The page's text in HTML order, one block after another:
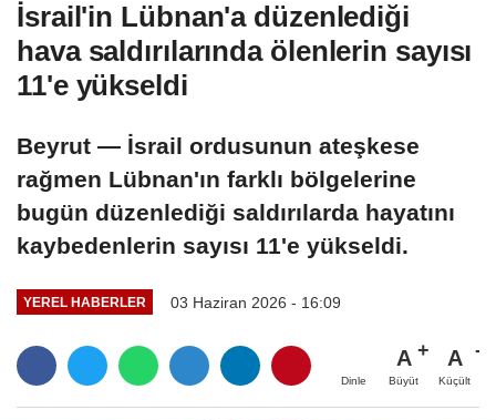
İsrail'in Lübnan'a düzenlediği
hava saldırılarında ölenlerin sayısı
11'e yükseldi
Beyrut — İsrail ordusunun ateşkese
rağmen Lübnan'ın farklı bölgelerine
bugün düzenlediği saldırılarda hayatını
kaybedenlerin sayısı 11'e yükseldi.
YEREL HABERLER 03 Haziran 2026 - 16:09
Dinle
A
Büyüt
A
Küçült